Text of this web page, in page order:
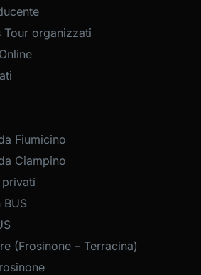
organizzati
Fiumicino
Ciampino
(Frosinone – Terracina)